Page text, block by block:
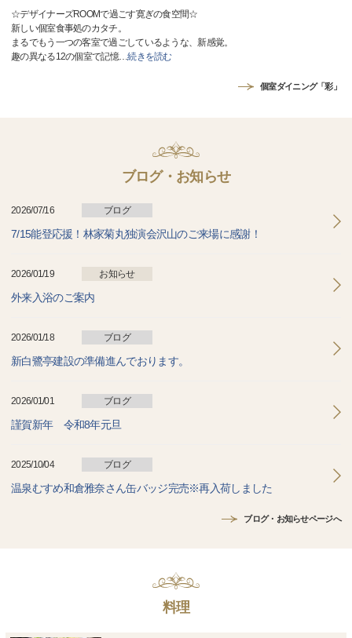
☆デザイナーズROOMで過ごす寛ぎの食空間☆
新しい個室食事処のカタチ。
まるでもう一つの客室で過ごしているような、新感覚。
趣の異なる12の個室で記憶…続きを読む
個室ダイニング「彩」
ブログ・お知らせ
2026/07/16 ブログ
7/15能登応援！林家菊丸独演会沢山のご来場に感謝！
2026/01/19 お知らせ
外来入浴のご案内
2026/01/18 ブログ
新白鷺亭建設の準備進んでおります。
2026/01/01 ブログ
謹賀新年 令和8年元旦
2025/10/04 ブログ
温泉むすめ和倉雅奈さん缶バッジ完売※再入荷しました
ブログ・お知らせページへ
料理